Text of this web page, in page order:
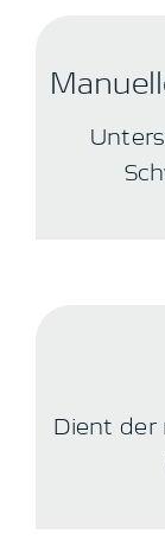
Dient